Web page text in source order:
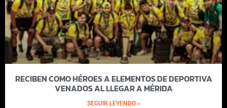
RECIBEN COMO HÉROES A ELEMENTOS DE DEPORTIVA
VENADOS AL LLEGAR A MÉRIDA
SEGUIR LEYENDO »